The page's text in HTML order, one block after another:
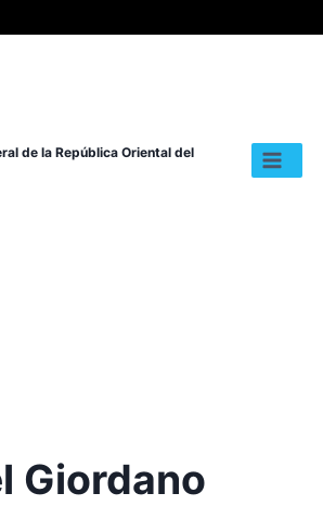
de la República Oriental del
Giordano